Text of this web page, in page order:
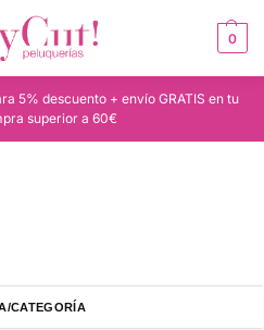
0
5% descuento + envío GRATIS en tu
superior a 60€
CATEGORÍA